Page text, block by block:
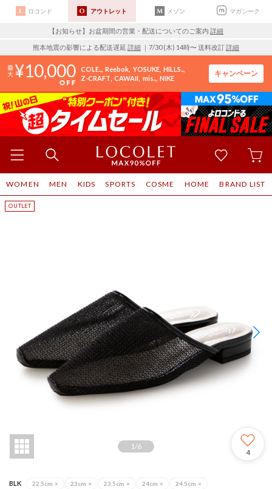
ロコンド アウトレット メゾン マガシーク
【お知らせ】お盆期間の営業・配送についてのご案内 詳細
熊本地震の影響による配送遅延 詳細 ｜7/30 (木) 14時〜 送料改訂詳細
10,000 COLE.. Reebok YOSUKE HILLS..
Z-CRAFT CAWAII mis.. NIKE
キャンペーン
WOMEN MEN KIDS SPORTS COSME HOME BRAND LIST
1 /6
4
BLK 22.5cm × 23cm × 23.5cm × 24cm × 24.5cm ×